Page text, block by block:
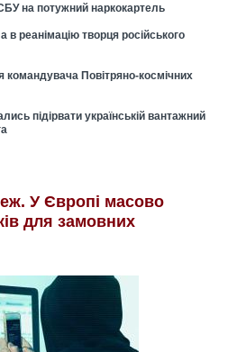
на потужний наркокартель
в реанімацію творця російського
командувача Повітряно-космічних
підірвати українській вантажний
У Європі масово
для замовних